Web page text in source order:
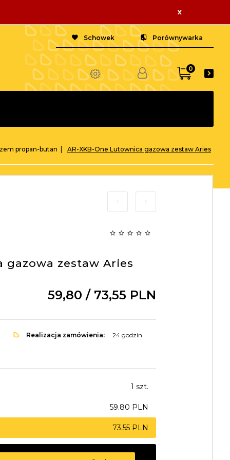
x
Schowek Porównywarka
0
propan-butan AR-XKB-One Lutownica gazowa zestaw Aries
gazowa zestaw Aries
59,80 / 73,55 PLN
Realizacja zamówienia: 24 godzin
1 szt.
59.80 PLN
73.55 PLN